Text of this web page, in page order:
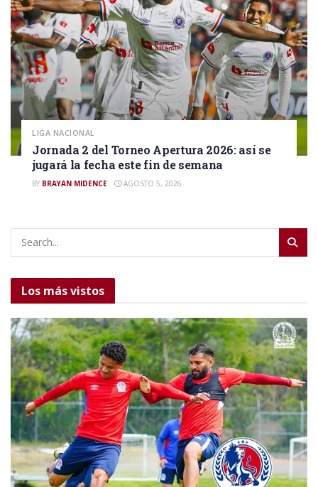
LIGA NACIONAL
Jornada 2 del Torneo Apertura 2026: así se
jugará la fecha este fin de semana
BY BRAYAN MIDENCE AGOSTO 5, 2026
Los más vistos